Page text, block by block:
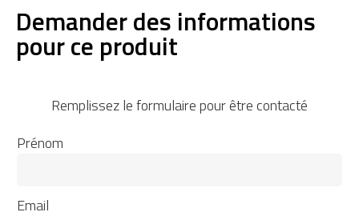
Demander des informations
pour ce produit
Remplissez le formulaire pour être contacté
Prénom
Email